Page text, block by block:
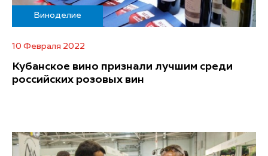
Виноделие
10 Февраля 2022
Кубанское вино признали лучшим среди
российских розовых вин